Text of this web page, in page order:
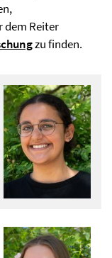
dem Reiter
zu finden.